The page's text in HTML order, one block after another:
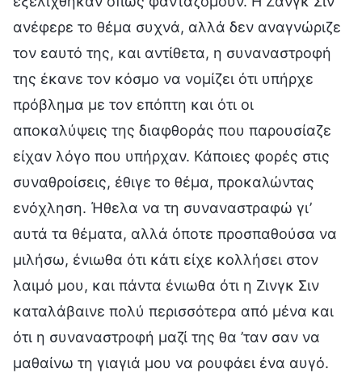
ανέφερε το θέμα συχνά, αλλά δεν αναγνώριζε
τον εαυτό της, και αντίθετα, η συναναστροφή
της έκανε τον κόσμο να νομίζει ότι υπήρχε
πρόβλημα με τον επόπτη και ότι οι
αποκαλύψεις της διαφθοράς που παρουσίαζε
είχαν λόγο που υπήρχαν. Κάποιες φορές στις
συναθροίσεις, έθιγε το θέμα, προκαλώντας
ενόχληση. Ήθελα να τη συναναστραφώ γι’
αυτά τα θέματα, αλλά όποτε προσπαθούσα να
μιλήσω, ένιωθα ότι κάτι είχε κολλήσει στον
λαιμό μου, και πάντα ένιωθα ότι η Ζινγκ Σιν
καταλάβαινε πολύ περισσότερα από μένα και
ότι η συναναστροφή μαζί της θα ’ταν σαν να
μαθαίνω τη γιαγιά μου να ρουφάει ένα αυγό.